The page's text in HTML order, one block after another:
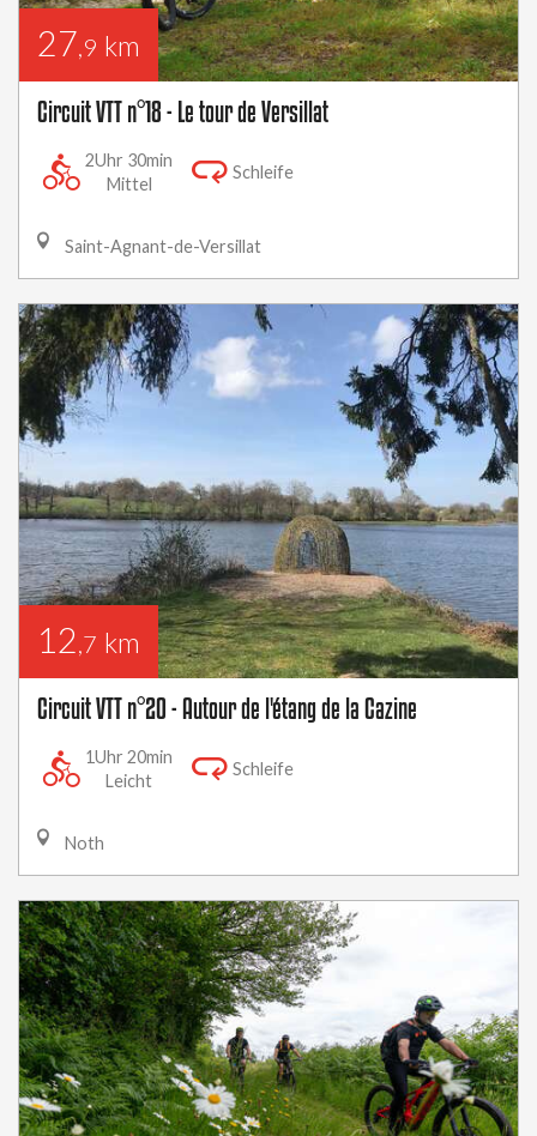
27,9 km
Circuit VTT n°18 - Le tour de Versillat
2Uhr 30min
Mittel
Schleife
Saint-Agnant-de-Versillat
12,7 km
Circuit VTT n°20 - Autour de l'étang de la Cazine
1Uhr 20min
Leicht
Schleife
Noth